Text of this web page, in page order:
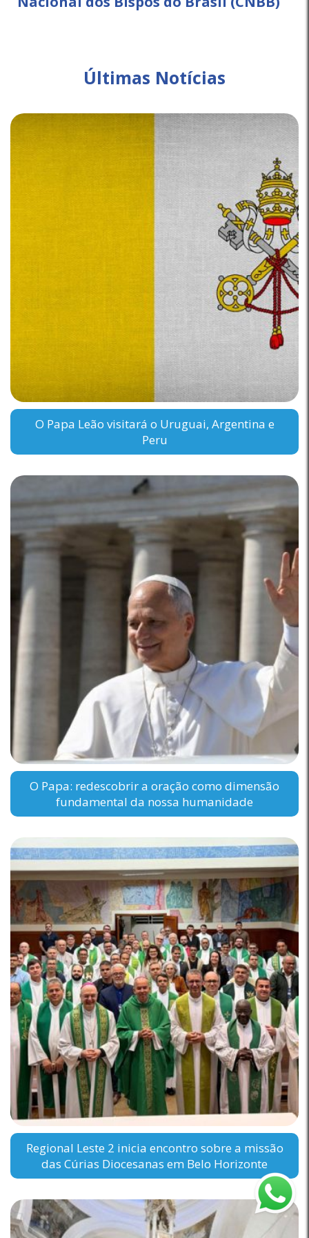
Últimas Notícias
O Papa Leão visitará o Uruguai, Argentina e
Peru
O Papa: redescobrir a oração como dimensão
fundamental da nossa humanidade
Regional Leste 2 inicia encontro sobre a missão
das Cúrias Diocesanas em Belo Horizonte